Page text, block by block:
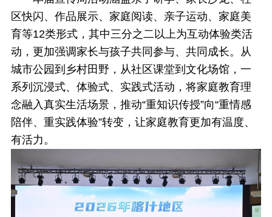
区快闪、作品展示、家庭阅读、亲子运动、家庭美
育等12类形式，其中三分之二以上为互动体验类活
动，更加强调家长与孩子共同参与、共同成长。从
城市公园到乡村田野，从社区课堂到文化场馆，一
系列沉浸式、体验式、实践式活动，将家庭教育理
念融入真实生活场景，推动“重知识传授”向“重情感
陪伴、重实践体验”转变，让家庭教育更加有温度、
有活力。